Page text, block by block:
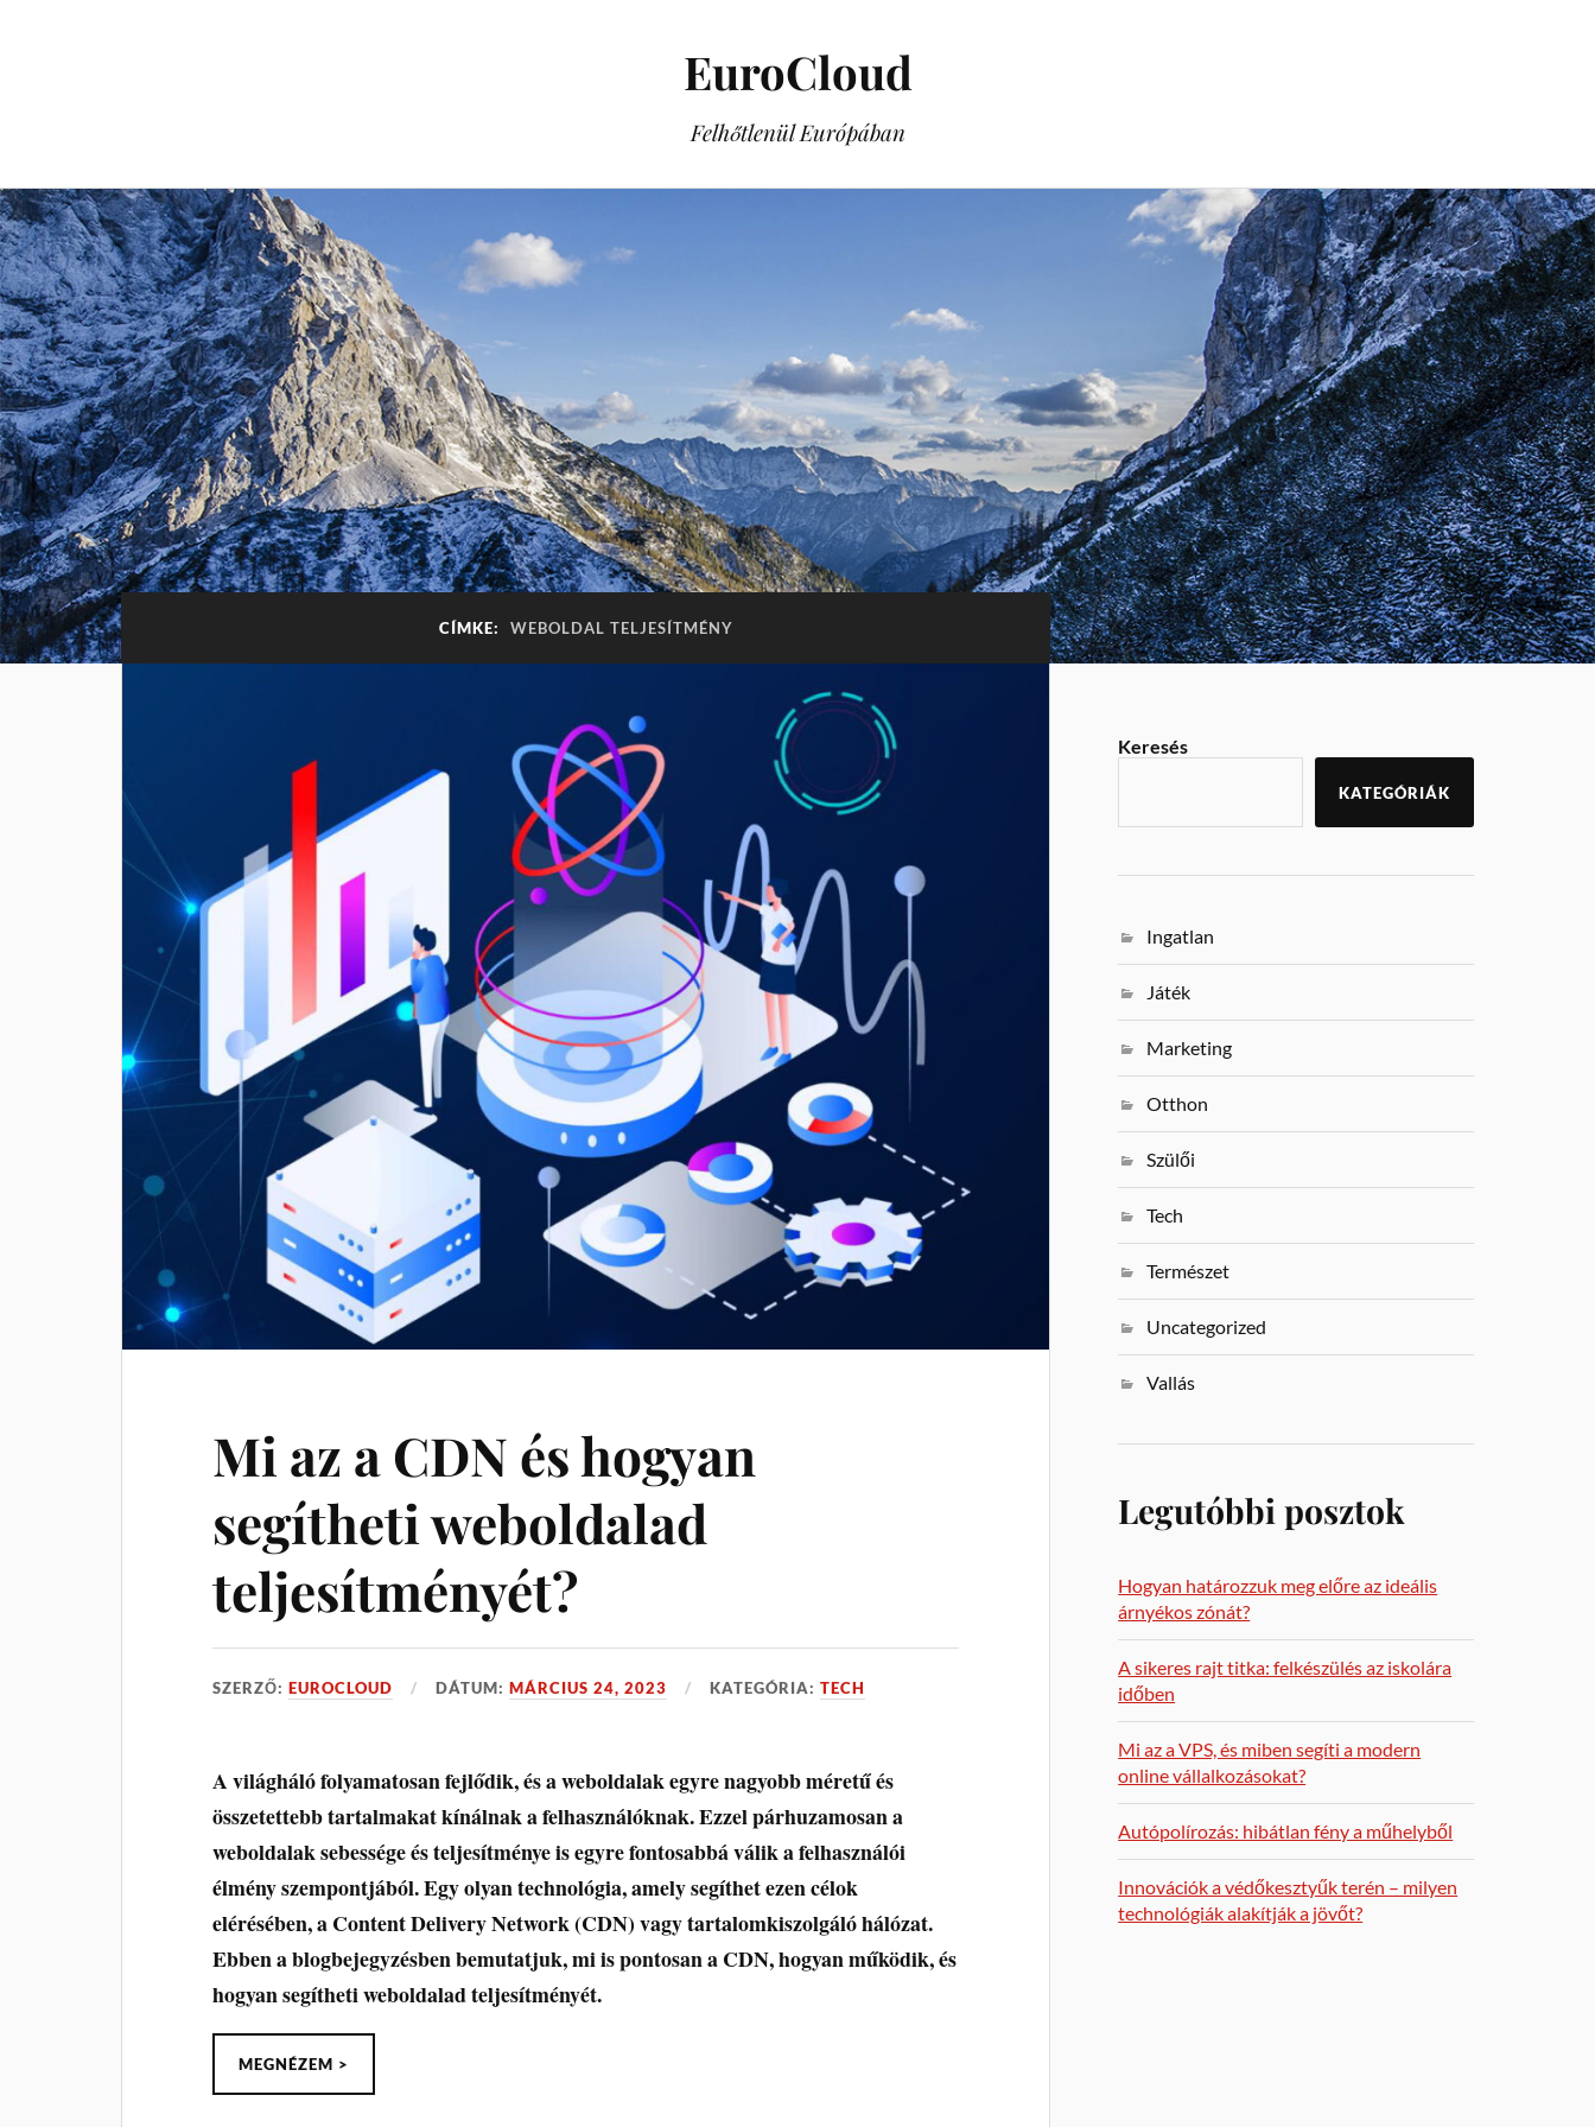
EuroCloud
Felhőtlenül Európában
CÍMKE: WEBOLDAL TELJESÍTMÉNY
Mi az a CDN és hogyan
segítheti weboldalad
teljesítményét?
SZERZŐ:EUROCLOUD DÁTUM:MÁRCIUS 24, 2023 KATEGÓRIA:TECH
A világháló folyamatosan fejlődik, és a weboldalak egyre nagyobb méretű és
összetettebb tartalmakat kínálnak a felhasználóknak. Ezzel párhuzamosan a
weboldalak sebessége és teljesítménye is egyre fontosabbá válik a felhasználói
élmény szempontjából. Egy olyan technológia, amely segíthet ezen célok
elérésében, a Content Delivery Network (CDN) vagy tartalomkiszolgáló hálózat.
Ebben a blogbejegyzésben bemutatjuk, mi is pontosan a CDN, hogyan működik, és
hogyan segítheti weboldalad teljesítményét.
MEGNÉZEM >
Keresés
KATEGÓRIÁK
Ingatlan
Játék
Marketing
Otthon
Szülői
Tech
Természet
Uncategorized
Vallás
Legutóbbi posztok
Hogyan határozzuk meg előre az ideális
árnyékos zónát?
A sikeres rajt titka: felkészülés az iskolára
időben
Mi az a VPS, és miben segíti a modern
online vállalkozásokat?
Autópolírozás: hibátlan fény a műhelyből
Innovációk a védőkesztyűk terén – milyen
technológiák alakítják a jövőt?